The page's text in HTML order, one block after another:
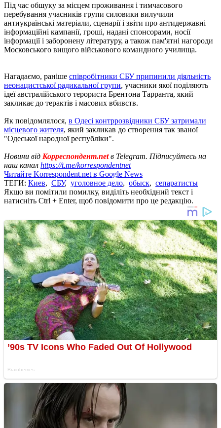
Під час обшуку за місцем проживання і тимчасового
перебування учасників групи силовики вилучили
антиукраїнські матеріали, сценарії і звіти про антидержавні
інформаційні кампанії, гроші, надані спонсорами, носії
інформації і заборонену літературу, а також пам'ятні нагороди
Московського вищого військового командного училища.
Нагадаємо, раніше співробітники СБУ припинили діяльність
неонацистської радикальної групи, учасники якої поділяють
ідеї австралійського терориста Брентона Тарранта, який
закликає до терактів і масових вбивств.
Як повідомлялося, в Одесі контррозвідники СБУ затримали
місцевого жителя, який закликав до створення так званої
"Одеської народної республіки".
Новини від Корреспондент.netв Telegram. Підписуйтесь на
наш канал https://t.me/korrespondentnet
Читайте Korrespondent.net в Google News
ТЕГИ: Киев, СБУ, уголовное дело, обыск, сепаратисты
Якщо ви помітили помилку, виділіть необхідний текст і
натисніть Ctrl + Enter, щоб повідомити про це редакцію.